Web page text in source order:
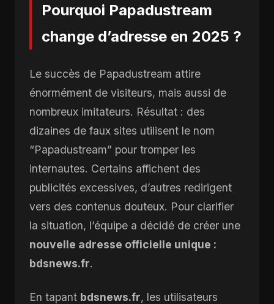
Pourquoi Papadustream
change d’adresse en 2025 ?
Le succès de Papadustream attire
énormément de visiteurs, mais aussi de
nombreux imitateurs. Résultat : des
dizaines de faux sites utilisent le nom
“Papadustream” pour tromper les
internautes. Certains affichent des
publicités excessives, d’autres redirigent
vers des contenus douteux. Pour clarifier
la situation, l’équipe a décidé de créer une
nouvelle adresse officielle unique :
bdsnews.fr.
En tapant bdsnews.fr, les utilisateurs